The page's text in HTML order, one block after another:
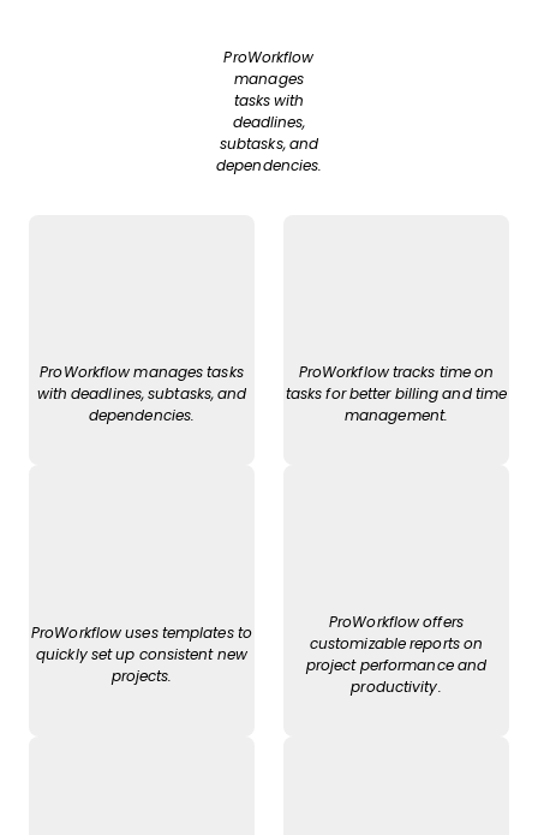
ProWorkflow
manages
tasks with
deadlines,
subtasks, and
dependencies.
ProWorkflow manages tasks
with deadlines, subtasks, and
dependencies.
ProWorkflow tracks time on
tasks for better billing and time
management.
ProWorkflow uses templates to
quickly set up consistent new
projects.
ProWorkflow offers
customizable reports on
project performance and
productivity.